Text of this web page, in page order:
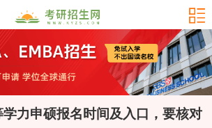
力申硕报名时间及入口，要核对